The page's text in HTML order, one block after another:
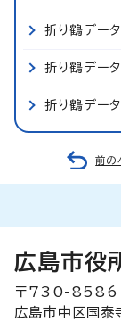
折り鶴デー
折り鶴デー
折り鶴デー
前の
広島市役
〒730-8586
広島市中区国